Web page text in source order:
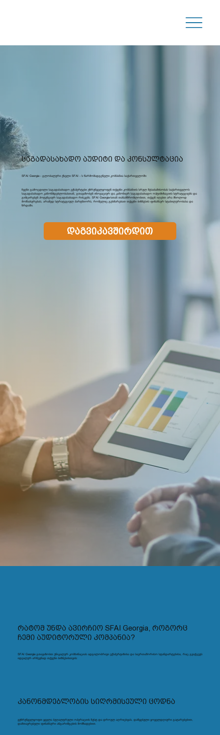
საგადასახადო აუდიტი და კონსულტაცია
SFAI Georgia - გლობალური ქსელი SFAI - ს წარმომადგენელი კომპანია საქართველოში
ჩვენი გამოცდილი საგადასახადო ექსპერტები უზრუნველყოფენ თქვენი კომპანიის სრულ შესაბამისობას საქართველოს
საგადასახადო კანონმდებლობასთან, გთავაზობენ ინოვაციურ და კანონიერ საგადასახადო ოპტიმიზაციის სტრატეგიებს და
გიმცირებენ პოტენციურ საგადასახადო რისკებს. SFAI Georgia-სთან თანამშრომლობით, თქვენ იღებთ არა მხოლოდ
მომსახურებას, არამედ სტრატეგიულ პარტნიორს, რომელიც გეხმარებათ თქვენი ბიზნესის ფინანსურ სტაბილურობასა და
ზრდაში.
დაგვიკავშირდით
რატომ უნდა ავირჩიო SFAI Georgia, როგორც
ჩემი აუდიტორული კომპანია?
SFAI Georgia გთავაზობთ უნიკალურ კომბინაციას ადგილობრივი ექსპერტიზისა და საერთაშორისო სტანდარტებისა, რაც გვაქცევს
იდეალურ არჩევნად თქვენი ბიზნესისთვის:
კანონმდებლობის სიღრმისეული ცოდნა
ვუზრუნველყოფთ ყველა ბუღალტრული ოპერაციის ზუსტ და დროულ აღრიცხვას, დაწყებული ყოველდღიური გატარებებით,
დამთავრებული ფინანსური ანგარიშგების მომზადებით.